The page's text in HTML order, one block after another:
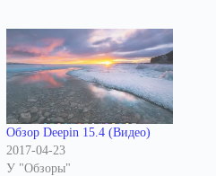
Обзор Deepin 15.4 (Видео)
2017-04-23
У "Обзоры"